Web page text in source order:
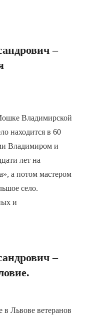
–
Владимирской
находится в 60
Владимиром и
лет на
а потом мастером
село.
и
–
ветеранов